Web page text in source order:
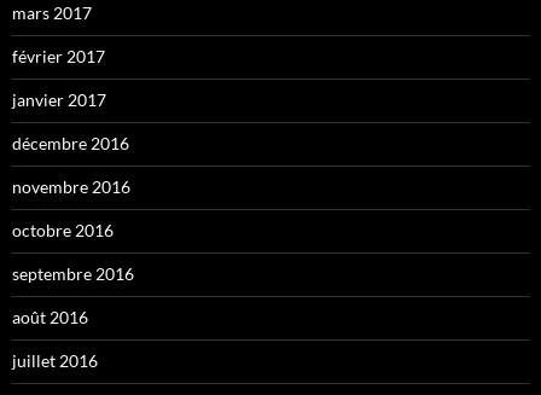
mars 2017
février 2017
janvier 2017
décembre 2016
novembre 2016
octobre 2016
septembre 2016
août 2016
juillet 2016